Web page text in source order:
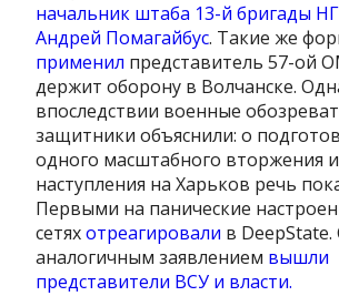
начальник штаба 13-й бригады
Андрей Помагайбус. Такие же
применил представитель 57-ой
держит оборону в Волчанске.
впоследствии военные
защитники объяснили: о
одного масштабного вторжения
наступления на Харьков речь
Первыми на панические
сетяхотреагировали в DeepState.
аналогичным заявлением вышли
представители ВСУ и власти.